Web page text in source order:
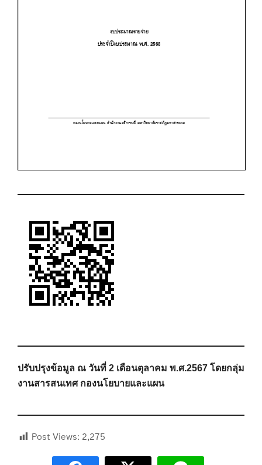
ปรับปรุงข้อมูล ณ วันที่ 2 เดือนตุลาคม พ.ศ.2567 โดยกลุ่ม
งานสารสนเทศ กองนโยบายและแผน
Post Views: 2,275